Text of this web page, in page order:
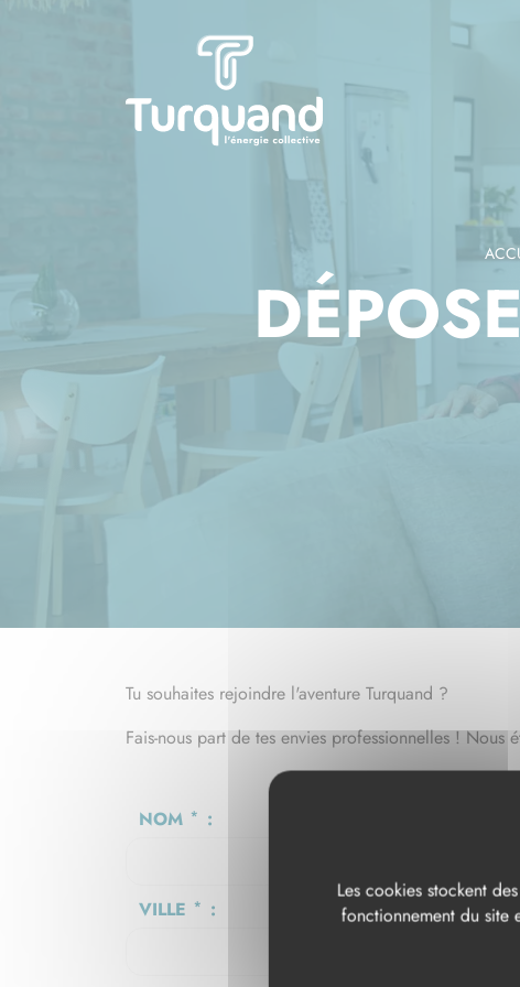
Tu souhaites rejoindre l'aventure Turquand ?
Fais-nous part de tes envies professionnelles !
NOM* :
VILLE* :
Les cookies stockent
fonctionnement du site